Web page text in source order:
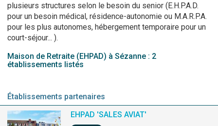
plusieurs structures selon le besoin du senior (E.H.P.A.D.
pour un besoin médical, résidence-autonomie ou M.A.R.P.A.
pour les plus autonomes, hébergement temporaire pour un
court-séjour... ).
Maison de Retraite (EHPAD) à Sézanne : 2
établissements listés
Établissements partenaires
EHPAD 'SALES AVIAT'